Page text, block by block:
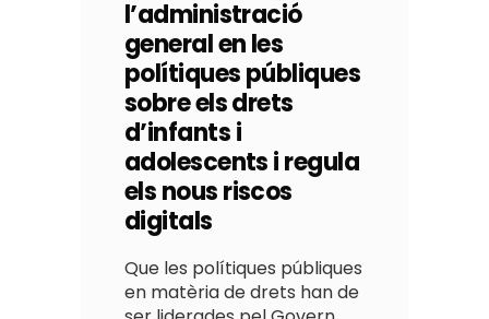
l’administració
general en les
polítiques públiques
sobre els drets
d’infants i
adolescents i regula
els nous riscos
digitals
Que les polítiques públiques
en matèria de drets han de